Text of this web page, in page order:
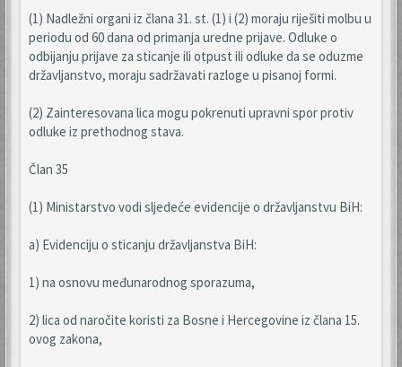
(1) Nadležni organi iz člana 31. st. (1) i (2) moraju riješiti molbu u
periodu od 60 dana od primanja uredne prijave. Odluke o
odbijanju prijave za sticanje ili otpust ili odluke da se oduzme
državljanstvo, moraju sadržavati razloge u pisanoj formi.
(2) Zainteresovana lica mogu pokrenuti upravni spor protiv
odluke iz prethodnog stava.
Član 35
(1) Ministarstvo vodi sljedeće evidencije o državljanstvu BiH:
a) Evidenciju o sticanju državljanstva BiH:
1) na osnovu međunarodnog sporazuma,
2) lica od naročite koristi za Bosne i Hercegovine iz člana 15.
ovog zakona,